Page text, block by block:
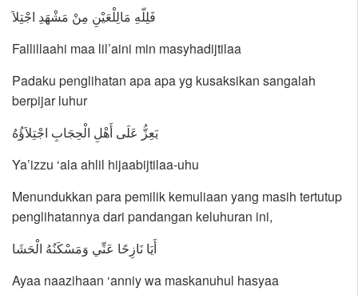
فَلِلّهِ مَالِلْعَيْنِ مِنْ مَشْهَدِ اجْتِلاَ
Fallillaahi maa lil’aini min masyhadijtilaa
Padaku penglihatan apa apa yg kusaksikan sangalah
berpijar luhur
يَعِزُّ عَلَى أَهْلِ الْحِجَابِ اجْتِلاَؤُهُ
Ya’izzu ‘ala ahlil hijaabijtilaa-uhu
Menundukkan para pemilik kemuliaan yang masih tertutup
penglihatannya dari pandangan keluhuran ini,
أَيَا نَازِحًا عَنِّي وَمَسْكَنُهُ الْحَشَا
Ayaa naazihaan ‘anniy wa maskanuhul hasyaa